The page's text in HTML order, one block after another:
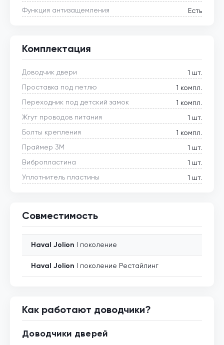
Функция антизащемления
Есть
Комплектация
Доводчик двери
1 шт.
Проставка под петлю
1 компл.
Переходник под детский замок
1 компл.
Жгут проводов питания
1 шт.
Болты крепления
1 компл.
Праймер 3М
1 шт.
Вибропластина
1 шт.
Уплотнитель пластины
1 шт.
Совместимость
Haval Jolion I поколение
Haval Jolion I поколение Рестайлинг
Как работают доводчики?
Доводчики дверей